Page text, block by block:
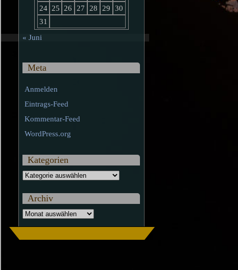
24 25 26 27 28 29
30
31
« Juni
Meta
Anmelden
Eintrags-Feed
Kommentar-Feed
WordPress.org
Kategorien
Kategorien
Archiv
Archiv